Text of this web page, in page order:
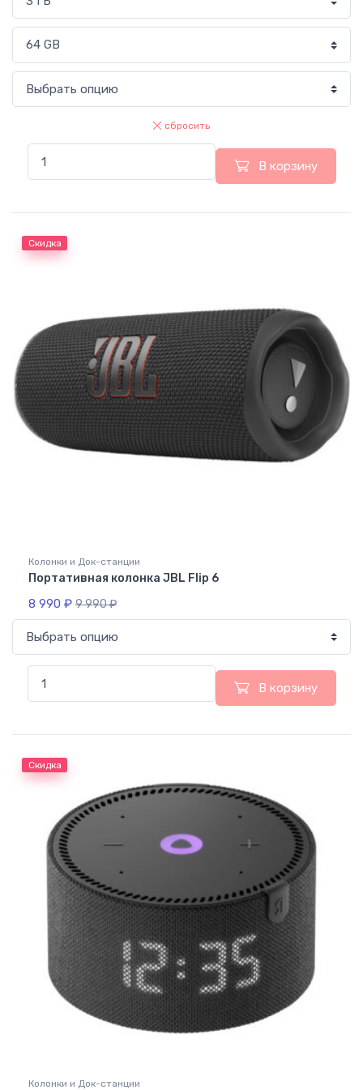
сбросить
В корзину
Скидка
Колонки и Док-станции
Портативная колонка JBL Flip 6
8 990 ₽ 9 990₽
В корзину
Скидка
Колонки и Док-станции